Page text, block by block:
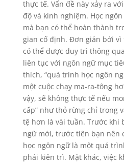
thực tế. Vấn đề này xảy ra
độ và kinh nghiệm. Học
mà bạn có thể hoàn thành
gian cố định. Đơn giản bởi
có thể được duy trì thông
liên tục với ngôn ngữ mục
thích, “quá trình học ngôn
một cuộc chạy ma-ra-tông
vậy, sẽ không thực tế nếu
cấp” như thỏ rừng chỉ trong
tệ hơn là vài tuần. Trước khi
ngữ mới, trước tiên bạn nên
học ngôn ngữ là một quá
phải kiên trì. Mặt khác, việc